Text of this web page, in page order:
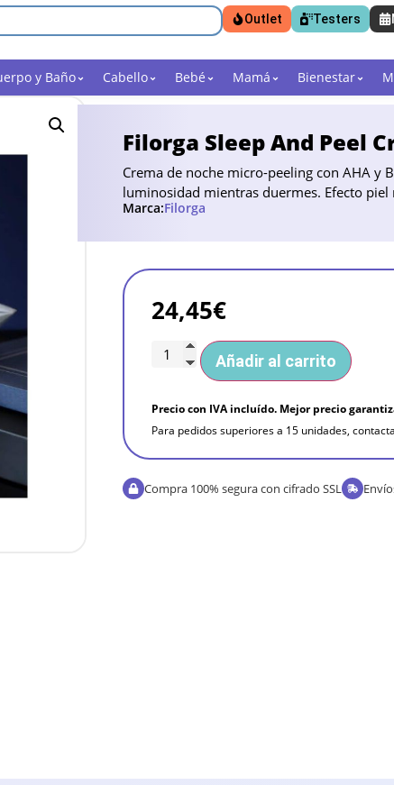
Outlet Testers
y Baño Cabello Bebé Mamá Bienestar
Filorga Sleep And Peel
Crema de noche micro-peeling con AHA y
luminosidad mientras duermes. Efecto piel
Marca:Filorga
24,45€
Añadir al carrito
Precio con IVA incluído. Mejor precio
Para pedidos superiores a 15 unidades,
Compra 100% segura con cifrado SSL